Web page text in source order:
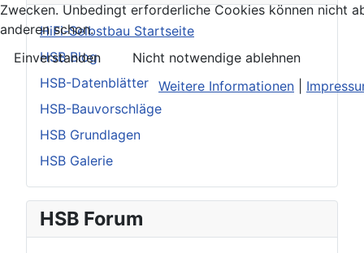
HiFi-Selbstbau Startseite
HSB Blog
HSB-Datenblätter
HSB-Bauvorschläge
HSB Grundlagen
HSB Galerie
HSB Forum
Zwecken. Unbedingt erforderliche Cookies können nicht
anderen schon.
Einverstanden
Nicht notwendige ablehnen
Weitere Informationen